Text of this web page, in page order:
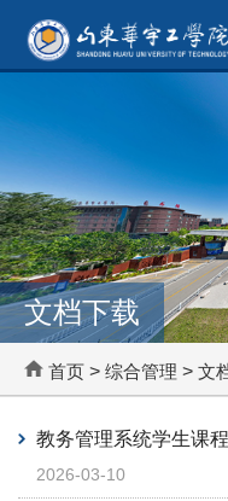
文档下载
首页 > 综合管理 > 文
教务管理系统学生课
2026-03-10